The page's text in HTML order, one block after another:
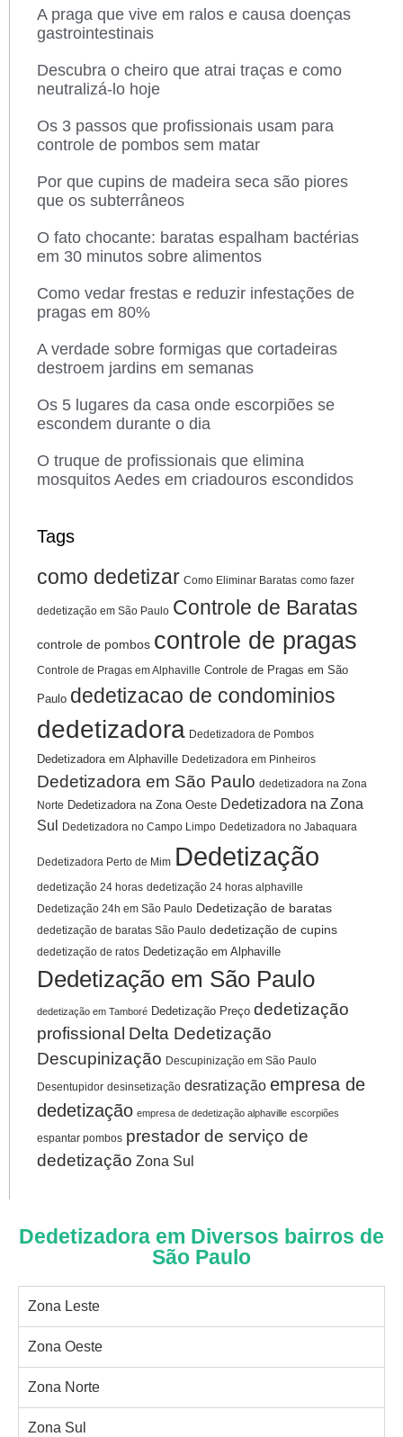
A praga que vive em ralos e causa doenças
gastrointestinais
Descubra o cheiro que atrai traças e como
neutralizá-lo hoje
Os 3 passos que profissionais usam para
controle de pombos sem matar
Por que cupins de madeira seca são piores
que os subterrâneos
O fato chocante: baratas espalham bactérias
em 30 minutos sobre alimentos
Como vedar frestas e reduzir infestações de
pragas em 80%
A verdade sobre formigas que cortadeiras
destroem jardins em semanas
Os 5 lugares da casa onde escorpiões se
escondem durante o dia
O truque de profissionais que elimina
mosquitos Aedes em criadouros escondidos
Tags
como dedetizar Como Eliminar Baratas como fazer
dedetização em São Paulo Controle de Baratas
controle de pombos controle de pragas
Controle de Pragas em Alphaville Controle de Pragas em São
Paulo dedetizacao de condominios
dedetizadora Dedetizadora de Pombos
Dedetizadora em Alphaville Dedetizadora em Pinheiros
Dedetizadora em São Paulo dedetizadora na Zona
Norte Dedetizadora na Zona Oeste Dedetizadora na Zona
Sul
Dedetizadora no Campo Limpo Dedetizadora no Jabaquara
Dedetizadora Perto de Mim Dedetização
dedetização 24 horas dedetização 24 horas alphaville
Dedetização 24h em São Paulo Dedetização de baratas
dedetização de baratas São Paulo dedetização de cupins
dedetização de ratos Dedetização em Alphaville
Dedetização em São Paulo
dedetização em Tamboré Dedetização Preço dedetização
profissional Delta Dedetização
Descupinização Descupinização em São Paulo
Desentupidor desinsetização desratização empresa de
dedetização empresa de dedetização alphaville escorpiões
espantar pombos prestador de serviço de
dedetização Zona Sul
Dedetizadora em Diversos bairros de
São Paulo
Zona Leste
Zona Oeste
Zona Norte
Zona Sul